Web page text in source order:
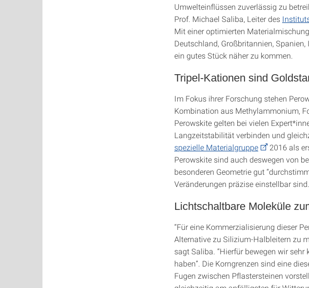
Umwelteinflüssen zuverlässig zu
Prof. Michael Saliba, Leiter des
Mit einer optimierten
Deutschland, Großbritannien,
ein gutes Stück näher zu kommen.
Tripel-Kationen sind
Im Fokus ihrer Forschung stehen
Kombination aus Methylammonium,
Perowskite gelten bei vielen
Langzeitstabilität verbinden und
spezielle Materialgruppe
2016 als
Perowskite sind auch deswegen von
besonderen Geometrie gut
Veränderungen präzise einstellbar sind.
Lichtschaltbare Moleküle
“Für eine Kommerzialisierung dieser
Alternative zu Silizium-Halbleitern zu
sagt Saliba. “Hierfür bewegen wir
haben”. Die Korngrenzen sind eine
Fugen zwischen Pflastersteinen